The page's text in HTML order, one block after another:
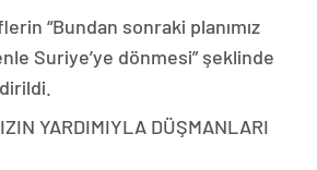
“Bundan sonraki planımız
Suriye’ye dönmesi” şeklinde
YARDIMIYLA DÜŞMANLARI